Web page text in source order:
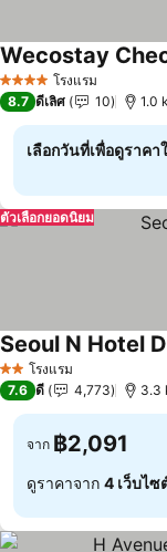
4 ดาว โรงแรม
Wecostay
8.7 ดีเลิศ 10 1.0
เลือกวันที่เพื่อดูราค
ตัวเลือกยอดนิยม
2 ดาวโรงแรม
Seoul N Hotel
7.6 ดี 4,773 3.3
จาก ฿2,091
ดูราคาจาก 4 เว็บไซ